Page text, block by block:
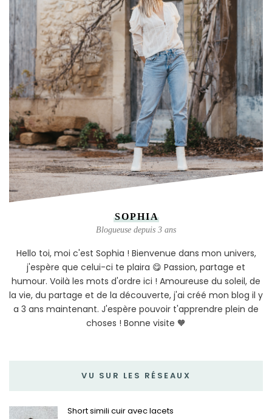
SOPHIA
Blogueuse depuis 3 ans
Hello toi, moi c'est Sophia ! Bienvenue dans mon univers,
j'espère que celui-ci te plaira 😋 Passion, partage et
humour. Voilà les mots d'ordre ici ! Amoureuse du soleil, de
la vie, du partage et de la découverte, j'ai créé mon blog il y
a 3 ans maintenant. J'espère pouvoir t'apprendre plein de
choses ! Bonne visite 🧡
VU SUR LES RÉSEAUX
Short simili cuir avec lacets